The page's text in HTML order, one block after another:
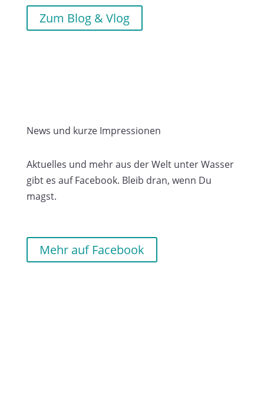
Zum Blog & Vlog
News und kurze Impressionen
Aktuelles und mehr aus der Welt unter Wasser
gibt es auf Facebook. Bleib dran, wenn Du
magst.
Mehr auf Facebook